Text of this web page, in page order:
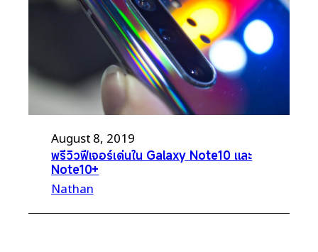
August 8, 2019
พรีวิวฟีเจอร์เด่นใน Galaxy Note10 และ
Note10+
Nathan